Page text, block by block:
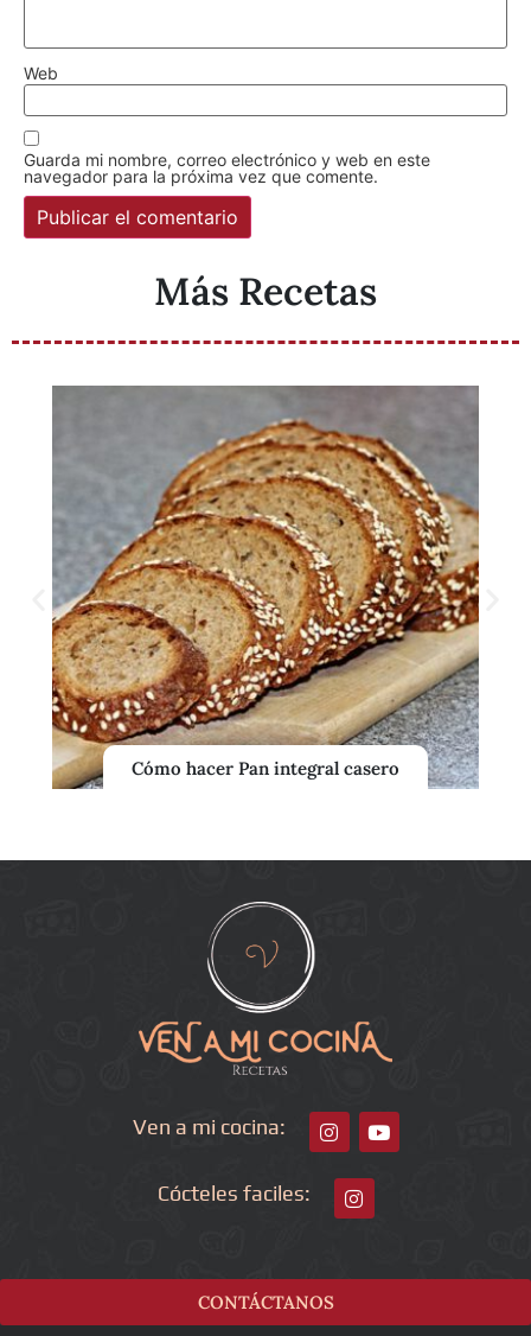
Web
Guarda mi nombre, correo electrónico y web en este
navegador para la próxima vez que comente.
Más Recetas
Cómo hacer Pan integral casero
Ven a mi cocina:
Cócteles faciles:
CONTÁCTANOS